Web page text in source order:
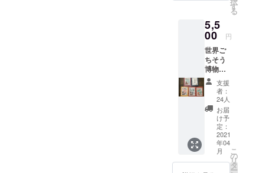
チェッ
タアー
ルヒン
（鶏肉
とじゃ
がいも
のスパ
イス煮
込）
ミャン
マー ⑤
エッグ
カレー
（揚げ
卵と野
菜カ
チ（ロ
族料
理） ③
ファソ
ラーダ
白い豆
のスー
プ（ギ
シャ）
④ロヒ
ケイッ
（サー
モンと
野菜の
クリー
す
る
5,5
00 円
世界ご
ちそう
博物館
おすす
め総
菜！５
種送料
込 ①ス
クマイ
キナニ
ヤマヤ
ンゴン
ベ
支援
者：
24人
お届
け予
定：
2021
年04
月
こ
の
リ
タ
ー